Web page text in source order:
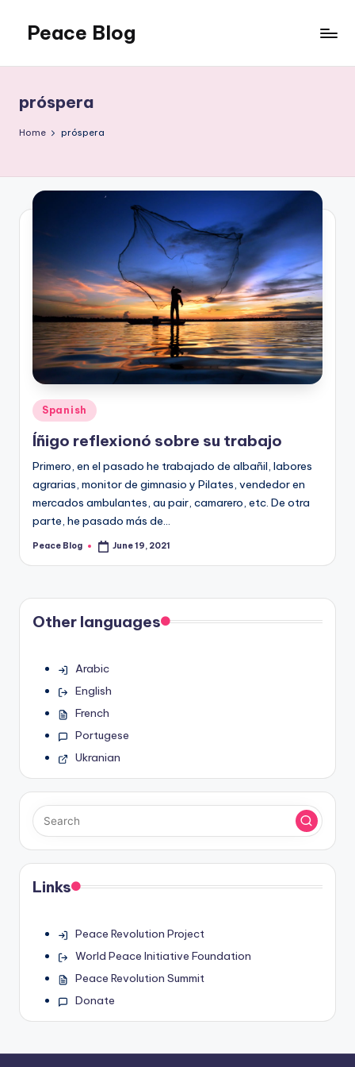
content
Peace Blog
Peace
Like
This
próspera
Home próspera
Posted
in
Spanish
Íñigo reflexionó sobre su trabajo
Primero, en el pasado he trabajado de albañil, labores
agrarias, monitor de gimnasio y Pilates, vendedor en
mercados ambulantes, au pair, camarero, etc. De otra
parte, he pasado más de…
Posted
Peace Blog June 19, 2021
Other languages
Arabic
English
French
Portugese
Ukranian
Links
Peace Revolution Project
World Peace Initiative Foundation
Peace Revolution Summit
Donate